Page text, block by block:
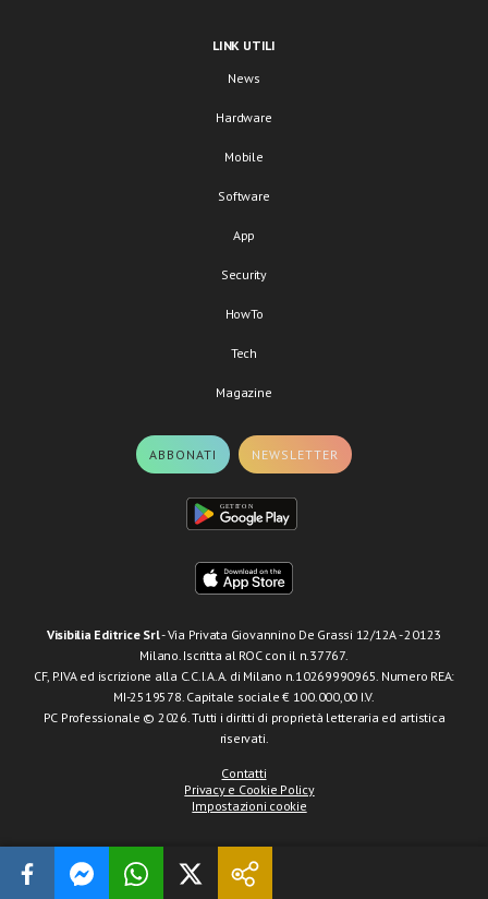
LINK UTILI
News
Hardware
Mobile
Software
App
Security
HowTo
Tech
Magazine
ABBONATI NEWSLETTER
Visibilia Editrice Srl- Via Privata Giovannino De Grassi 12/12A - 20123
Milano. Iscritta al ROC con il n.37767.
CF, P.IVA ed iscrizione alla C.C.I.A.A. di Milano n.10269990965. Numero REA:
MI-2519578. Capitale sociale € 100.000,00 I.V.
PC Professionale © 2026. Tutti i diritti di proprietà letteraria ed artistica
riservati.
Contatti
Privacy e Cookie Policy
Impostazioni cookie